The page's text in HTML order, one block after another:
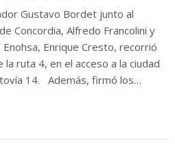
Gustavo Bordet junto al
Concordia, Alfredo Francolini y
Enrique Cresto, recorrió
la ruta 4, en el acceso a la ciudad
14. Además, firmó los…